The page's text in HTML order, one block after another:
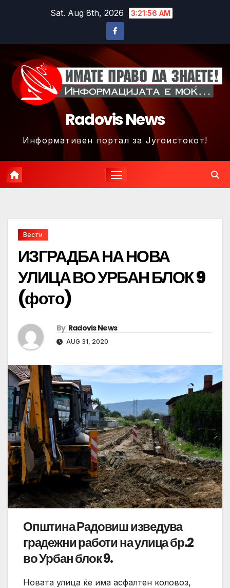
Sat. Aug 8th, 2026 3:21:59 AM
Radovis News
Информативен портал за Југоистокот!
Вести
ИЗГРАДБА НА НОВА
УЛИЦА ВО УРБАН БЛОК 9
(фото)
By Radovis News
AUG 31, 2020
Општина Радовиш изведува
градежни работи на улица бр.2
во Урбан блок 9.
Новата улица ќе има асфалтен коловоз,